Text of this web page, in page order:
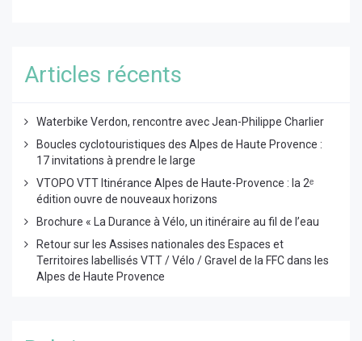
Articles récents
Waterbike Verdon, rencontre avec Jean-Philippe Charlier
Boucles cyclotouristiques des Alpes de Haute Provence :
17 invitations à prendre le large
VTOPO VTT Itinérance Alpes de Haute-Provence : la 2ᵉ
édition ouvre de nouveaux horizons
Brochure « La Durance à Vélo, un itinéraire au fil de l’eau
Retour sur les Assises nationales des Espaces et
Territoires labellisés VTT / Vélo / Gravel de la FFC dans les
Alpes de Haute Provence